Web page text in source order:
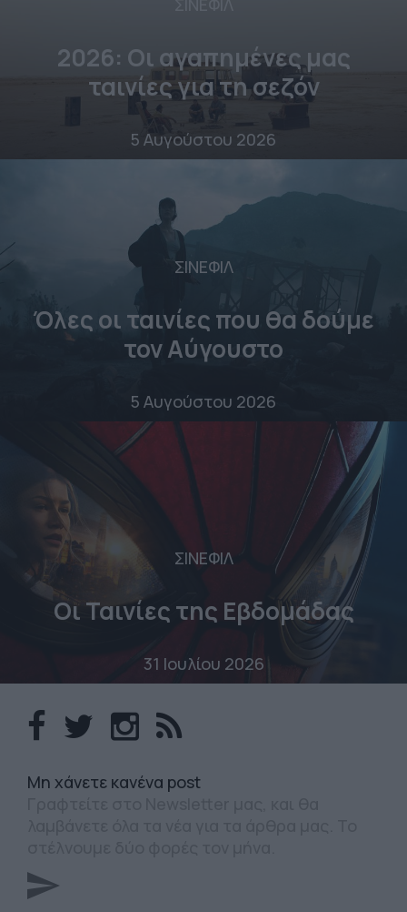
2026: Οι αγαπημένες μας
ταινίες για τη σεζόν
5 Αυγούστου 2026
ΣΙΝΕΦΙΛ
Όλες οι ταινίες που θα δούμε
τον Αύγουστο
5 Αυγούστου 2026
ΣΙΝΕΦΙΛ
Οι Ταινίες της Εβδομάδας
31 Ιουλίου 2026
Mη χάνετε κανένα post